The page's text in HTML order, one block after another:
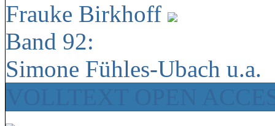
Frauke Birkhoff
Band 92:
Simone Fühles-Ubach u.a.